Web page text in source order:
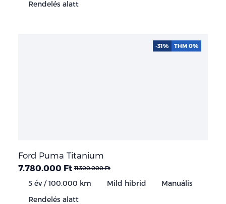
Rendelés alatt
Ford Puma Titanium
7.780.000 Ft 11.300.000 Ft
5 év / 100.000 km Mild hibrid
Manuális
Rendelés alatt
-31% THM 0%